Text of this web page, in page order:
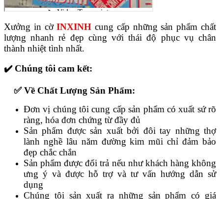
Xưởng in cờINXINH cung cấp những sản phẩm chất
lượng nhanh rẻ đẹp cùng với thái độ phục vụ chân
thành nhiệt tình nhất.
✔️ Chúng tôi cam kết:
✅ Về Chất Lượng Sản Phẩm:
Đơn vị chúng tôi cung cấp sản phẩm có xuất sứ rõ
ràng, hóa đơn chứng từ đầy đủ
Sản phẩm được sản xuất bởi đôi tay những thợ
lành nghề lâu năm đường kim mũi chỉ đảm bảo
đẹp chắc chắn
Sản phẩm được đổi trả nếu như khách hàng không
ưng ý và được hỗ trợ và tư vấn hướng dẫn sử
dụng
Chúng tôi sản xuất ra những sản phẩm có giá